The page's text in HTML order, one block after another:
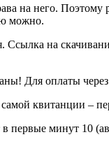
на него.
можно.
на
Для оплаты
квитанции –
в первые минут 10